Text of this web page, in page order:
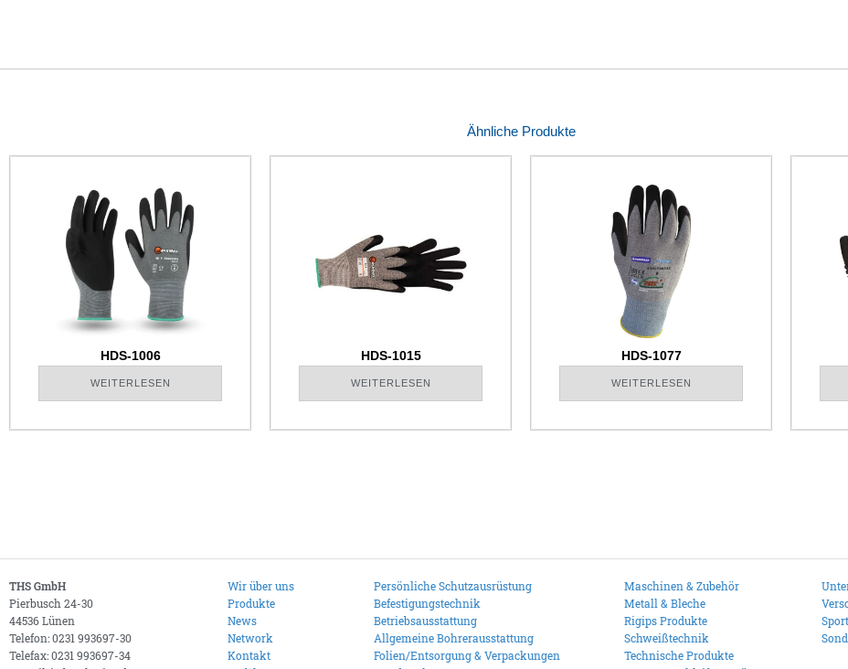
Ähnliche Produkte
HDS-1006
WEITERLESEN
HDS-1015
WEITERLESEN
HDS-1077
WEITERLESEN
THS GmbH
Pierbusch 24-30
44536 Lünen
Telefon: 0231 993697-30
Telefax: 0231 993697-34
Wir über uns
Produkte
News
Network
Kontakt
Persönliche Schutzausrüstung
Befestigungstechnik
Betriebsausstattung
Allgemeine Bohrerausstattung
Folien/Entsorgung & Verpackungen
Maschinen & Zubehör
Metall & Bleche
Rigips Produkte
Schweißtechnik
Technische Produkte